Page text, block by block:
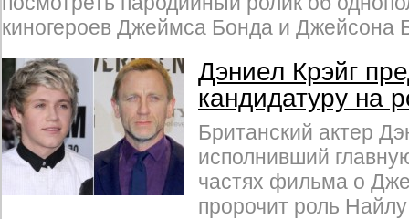
киногероев Джеймса Бонда и Джейсона
Дэниел Крэйг
кандидатуру на
Британский актер
исполнивший
частях фильма о
пророчит роль